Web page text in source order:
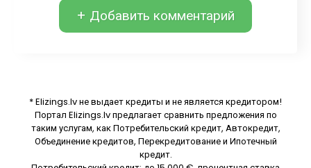
+ Добавить комментарий
* Elizings.lv не выдает кредиты и не является кредитором!
Портал Elizings.lv предлагает сравнить предложения по
таким услугам, как Потребительский кредит, Автокредит,
Объединение кредитов, Перекредитование и Ипотечный
кредит.